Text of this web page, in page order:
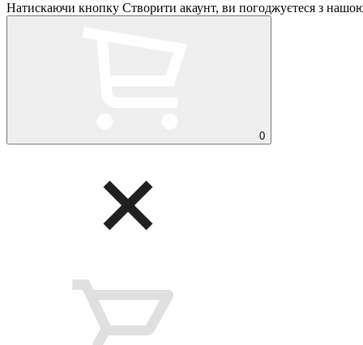
Натискаючи кнопку Створити акаунт, ви погоджуєтеся з
0